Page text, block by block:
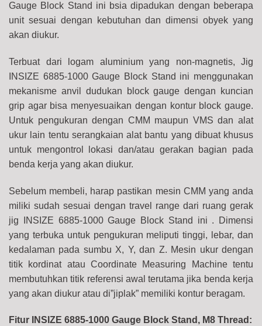
Gauge Block Stand ini bsia dipadukan dengan beberapa
unit sesuai dengan kebutuhan dan dimensi obyek yang
akan diukur.
Terbuat dari logam aluminium yang non-magnetis, Jig
INSIZE 6885-1000 Gauge Block Stand ini menggunakan
mekanisme anvil dudukan block gauge dengan kuncian
grip agar bisa menyesuaikan dengan kontur block gauge.
Untuk pengukuran dengan CMM maupun VMS dan alat
ukur lain tentu serangkaian alat bantu yang dibuat khusus
untuk mengontrol lokasi dan/atau gerakan bagian pada
benda kerja yang akan diukur.
Sebelum membeli, harap pastikan mesin CMM yang anda
miliki sudah sesuai dengan travel range dari ruang gerak
jig INSIZE 6885-1000 Gauge Block Stand ini . Dimensi
yang terbuka untuk pengukuran meliputi tinggi, lebar, dan
kedalaman pada sumbu X, Y, dan Z. Mesin ukur dengan
titik kordinat atau Coordinate Measuring Machine tentu
membutuhkan titik referensi awal terutama jika benda kerja
yang akan diukur atau di”jiplak” memiliki kontur beragam.
Fitur INSIZE 6885-1000 Gauge Block Stand, M8 Thread: